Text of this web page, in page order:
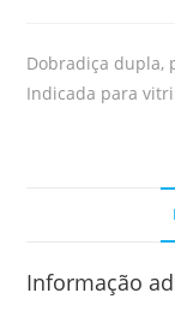
Dobradiça dupla,
Indicada para
Informação